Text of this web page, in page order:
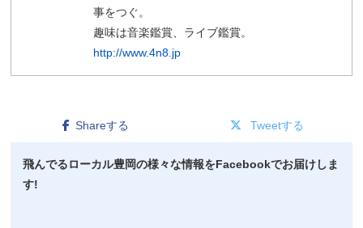
事をつぐ。
趣味は音楽鑑賞、ライブ鑑賞。
http://www.4n8.jp
Shareする Tweetする
飛んでるローカル豊岡の様々な情報をFacebookでお届けしま
す!